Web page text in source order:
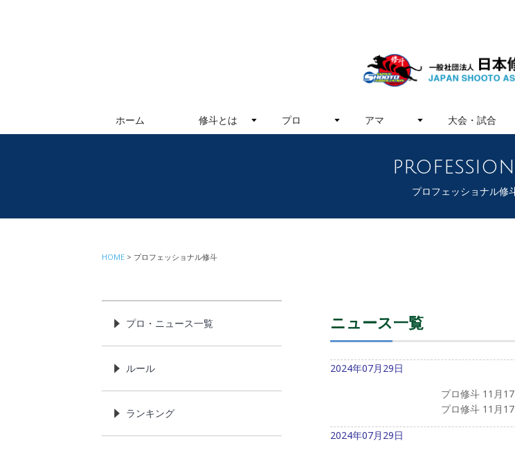
ホーム 修斗とは プロ アマ 大会・試合
プロフェッショナル修
HOME プロフェッショナル修斗
ニュース一覧
2024年07月29日
プロ修斗 11月
プロ修斗 11月
2024年07月29日
プロ・ニュース一覧
ルール
ランキング